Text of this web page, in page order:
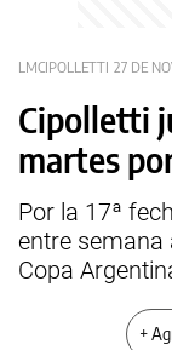
LMCIPOLLETTI 27 DE
Cipolletti
martes
Por la 17ª
entre semana
Copa
+